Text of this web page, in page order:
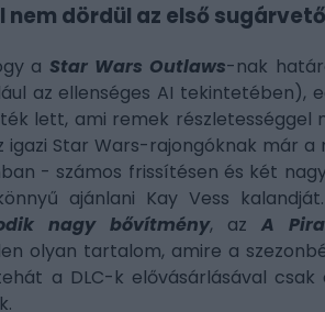
nem dördül az első
a Star Wars Outlaws-nak
az ellenséges AI tekintetében),
lett, ami remek részletességgel
igazi Star Wars-rajongóknak már
- számos frissítésen és két
ajánlani Kay Vess
nagy bővítmény, az A
olyan tartalom, amire a
a DLC-k elővásárlásával